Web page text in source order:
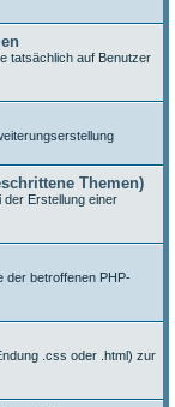
tatsächlich auf Benutzer
Themen)
der Erstellung einer
der betroffenen PHP-
.css oder .html) zur